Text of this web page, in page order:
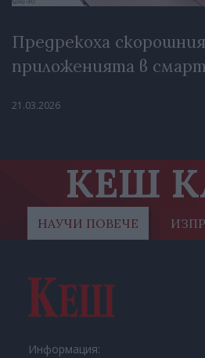
Предрекоха
приложенията в
21.03.2026
КЕШ
НАУЧИ ПОВЕЧЕ
Информация: